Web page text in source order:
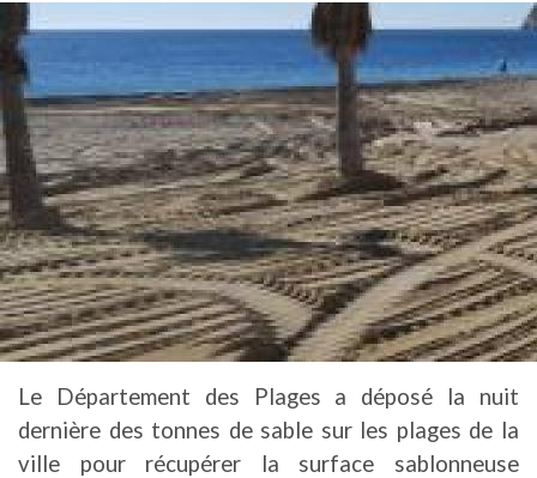
Image
Le Département des Plages a déposé la nuit
dernière des tonnes de sable sur les plages de la
ville pour récupérer la surface sablonneuse